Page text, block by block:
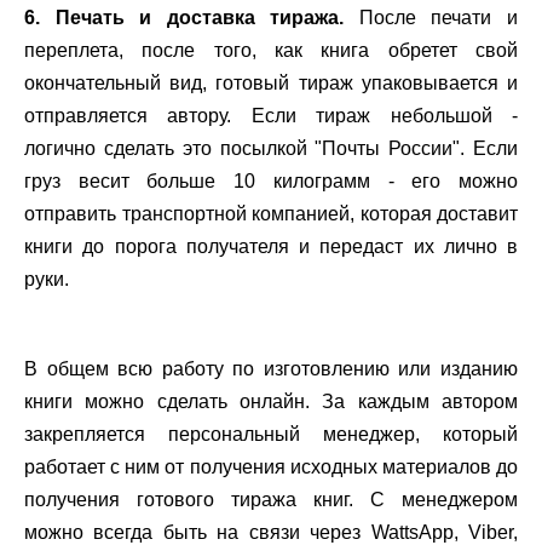
6. Печать и доставка тиража. После печати и
переплета, после того, как книга обретет свой
окончательный вид, готовый тираж упаковывается и
отправляется автору. Если тираж небольшой -
логично сделать это посылкой "Почты России". Если
груз весит больше 10 килограмм - его можно
отправить транспортной компанией, которая доставит
книги до порога получателя и передаст их лично в
руки.
В общем всю работу по изготовлению или изданию
книги можно сделать онлайн. За каждым автором
закрепляется персональный менеджер, который
работает с ним от получения исходных материалов до
получения готового тиража книг. С менеджером
можно всегда быть на связи через WattsApp, Viber,